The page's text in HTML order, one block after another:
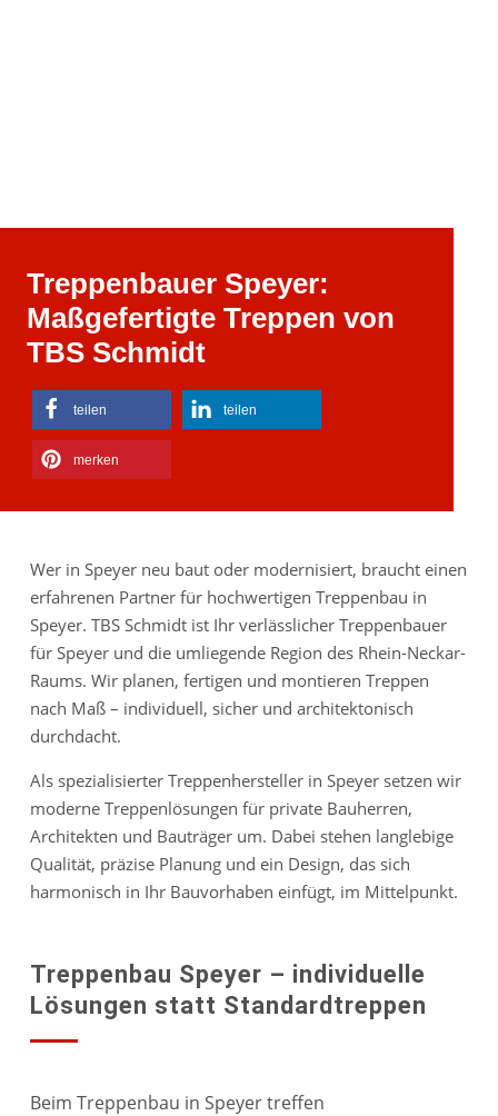
Treppenbauer Speyer:
Maßgefertigte Treppen von
TBS Schmidt
teilen teilen
merken
Wer in Speyer neu baut oder modernisiert, braucht einen
erfahrenen Partner für hochwertigen Treppenbau in
Speyer. TBS Schmidt ist Ihr verlässlicher Treppenbauer
für Speyer und die umliegende Region des Rhein-Neckar-
Raums. Wir planen, fertigen und montieren Treppen
nach Maß – individuell, sicher und architektonisch
durchdacht.
Als spezialisierter Treppenhersteller in Speyer setzen wir
moderne Treppenlösungen für private Bauherren,
Architekten und Bauträger um. Dabei stehen langlebige
Qualität, präzise Planung und ein Design, das sich
harmonisch in Ihr Bauvorhaben einfügt, im Mittelpunkt.
Treppenbau Speyer – individuelle
Lösungen statt Standardtreppen
Beim Treppenbau in Speyer treffen